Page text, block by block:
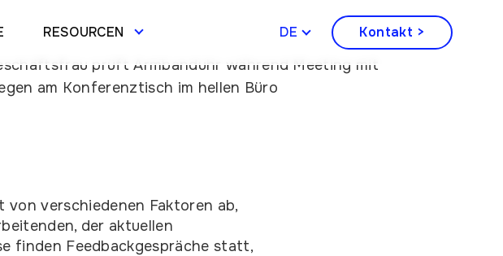
RESOURCEN DEUTSCH Kontakt >
von verschiedenen Faktoren ab,
der aktuellen
finden Feedbackgespräche statt,